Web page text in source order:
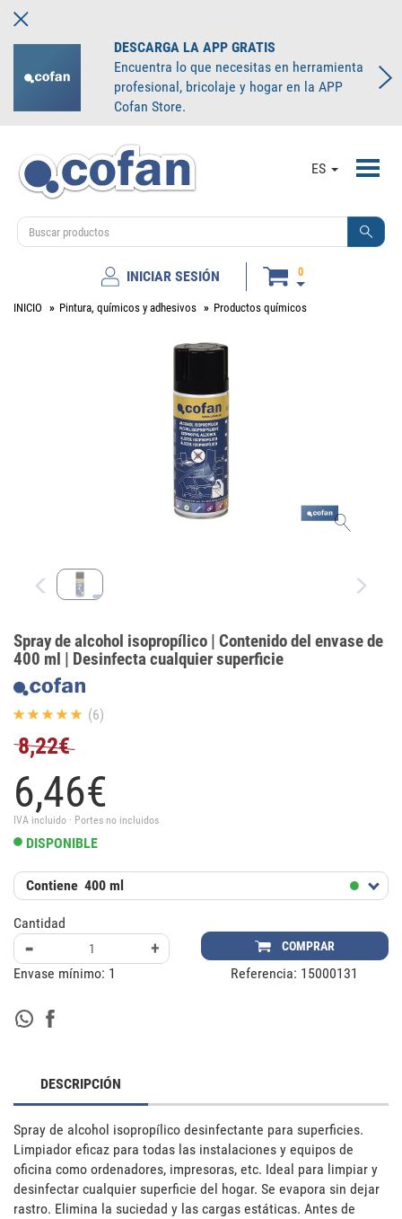
DESCARGA LA APP GRATIS
Encuentra lo que necesitas en herramienta
profesional, bricolaje y hogar en la APP
Cofan Store.
ES
INICIAR SESIÓN 0
INICIO Pintura, químicos y adhesivos Productos químicos
Spray de alcohol isopropílico | Contenido del envase de
400 ml | Desinfecta cualquier superficie
(6)
8,22€
6,46€
IVA incluido · Portes no incluidos
DISPONIBLE
Contiene 400 ml
Cantidad
- + COMPRAR
Envase mínimo: 1 Referencia: 15000131
DESCRIPCIÓN
Spray de alcohol isopropílico desinfectante para superficies.
Limpiador eficaz para todas las instalaciones y equipos de
oficina como ordenadores, impresoras, etc. Ideal para limpiar y
desinfectar cualquier superficie del hogar. Se evapora sin dejar
rastro. Elimina la suciedad y las cargas estáticas. Antes de